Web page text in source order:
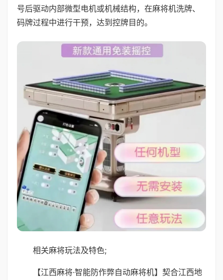
号后驱动内部微型电机或机械结构，在麻将机洗牌、
码牌过程中进行干预，达到控牌目的。
相关麻将玩法及特色;
【江西麻将·智能防作弊自动麻将机】契合江西地